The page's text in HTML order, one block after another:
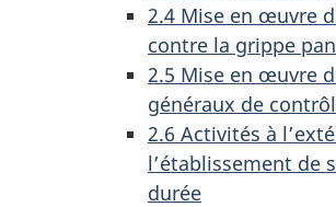
2.4 Mise en œuvre
contre la grippe
2.5 Mise en œuvre
généraux de
2.6 Activités à
l’établissement de
durée